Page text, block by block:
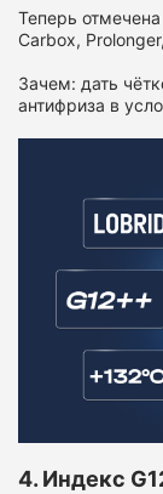
Теперь
Carbox,
Зачем: дать
антифриза в
4. Индекс